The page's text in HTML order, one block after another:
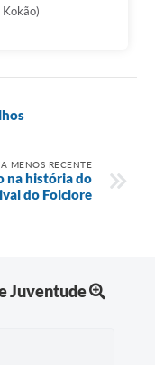
Kokão)
MENOS RECENTE
na história do
do Folclore
Juventude